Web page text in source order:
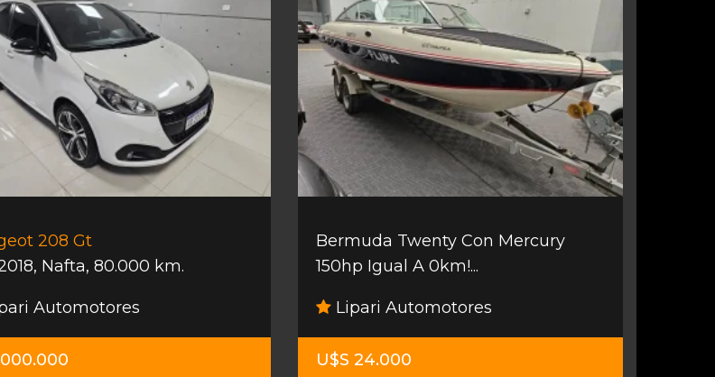
208 Gt
, Nafta, 80.000 km.
Automotores
Bermuda Twenty Con Mercury
150hp Igual A 0km!...
Lipari Automotores
U$S 24.000